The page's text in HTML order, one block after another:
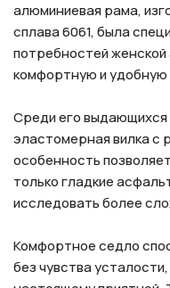
алюминиевая рама,
сплава 6061, была
потребностей
комфортную и удобную
Среди его
эластомерная вилка с
особенность
только гладкие
исследовать более
Комфортное седло
без чувства